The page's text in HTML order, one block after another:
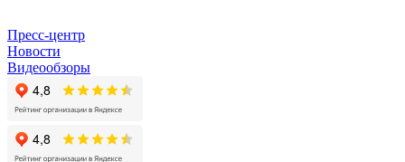
Пресс-центр
Новости
Видеообзоры